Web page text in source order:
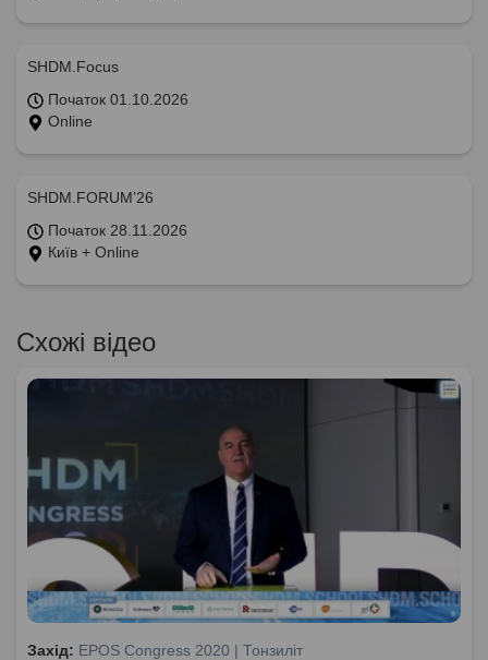
SHDM.Focus
Початок 01.10.2026
Online
SHDM.FORUM’26
Початок 28.11.2026
Київ + Online
Схожі відео
Захід: EPOS Congress 2020 | Тонзиліт